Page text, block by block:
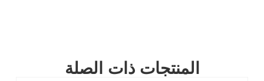
المنتجات ذات الصلة